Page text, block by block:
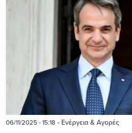
06/11/2025 - 15:18 - Ενέργεια & Αγορές